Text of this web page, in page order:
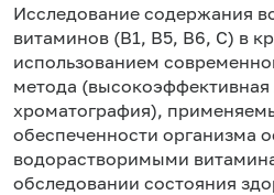
Исследование содержания
витаминов (В1, В5, В6, С) в
использованием
метода
хроматография),
обеспеченности организма
водорастворимыми
обследовании состояния